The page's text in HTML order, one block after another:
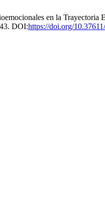
en la
DOI:https://doi.org/